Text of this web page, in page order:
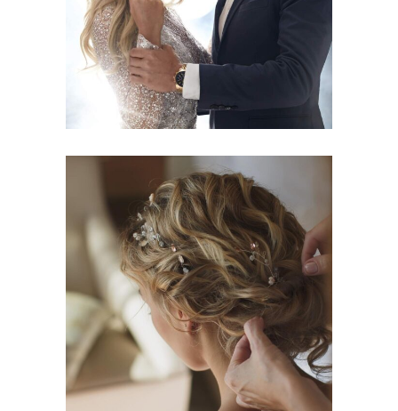
HAIRSTYLE
BRAIDS
HAIRSTYLE